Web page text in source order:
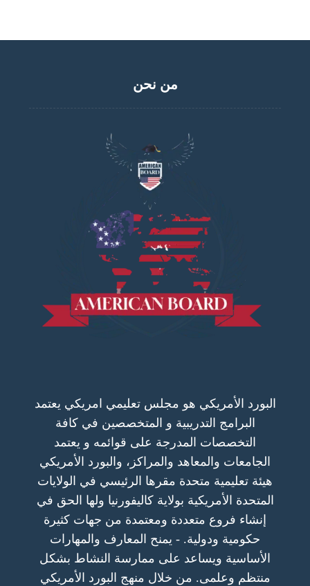
من نحن
البورد الأمريكي هو مجلس تعليمي امريكي يعتمد
البرامج التدريبية و المتخصصين في كافة
التخصصات المدرجة على قوائمه و يعتمد
الجامعات والمعاهد والمراكز، والبورد الأمريكي
هيئة تعليمية متحدة مقرها الرئيسي في الولايات
المتحدة الأمريكية بولاية كاليفورنيا ولها الحق في
إنشاء فروع متعددة ومعتمدة من جهات كثيرة
حكومية ودولية. - يمنح المعارف والمهارات
الأساسية ويساعد على ممارسة النشاط بشكل
منتظم وعلمى. من خلال منهج البورد الأمريكي